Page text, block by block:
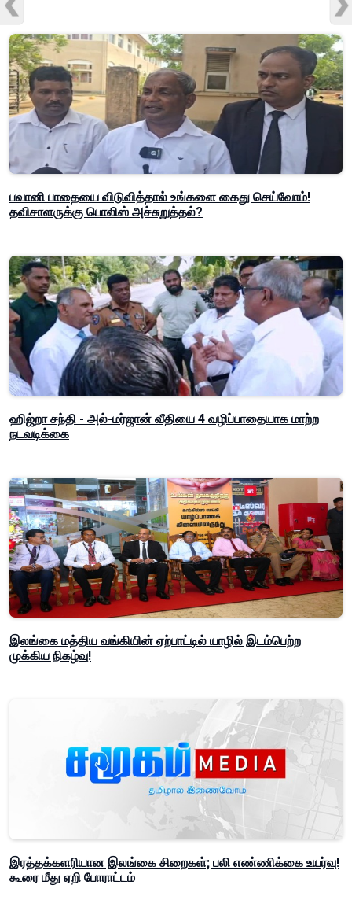
பவானி பாதையை விடுவித்தால் உங்களை கைது செய்வோம்!
தவிசாளருக்கு பொலிஸ் அச்சுறுத்தல்?
ஹிஜ்றா சந்தி - அல்-மர்ஜான் வீதியை 4 வழிப்பாதையாக மாற்ற
நடவடிக்கை
இலங்கை மத்திய வங்கியின் ஏற்பாட்டில் யாழில் இடம்பெற்ற
முக்கிய நிகழ்வு!
இரத்தக்களரியான இலங்கை சிறைகள்; பலி எண்ணிக்கை உயர்வு!
கூரை மீது ஏறி போராட்டம்